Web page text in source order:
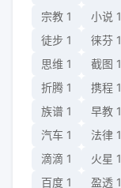
宗教 1 小说 1
徒步 1 徕芬 1
思维 1 截图 1
折腾 1 携程 1
族谱 1 早教 1
汽车 1 法律 1
滴滴 1 火星 1
百度 1 盈透 1